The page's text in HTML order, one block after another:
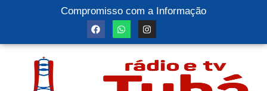
Compromisso com a Informação